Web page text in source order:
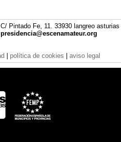
C/ Pintado Fe, 11. 33930 langreo asturias
presidencia@escenamateur.org
política de cookies aviso legal